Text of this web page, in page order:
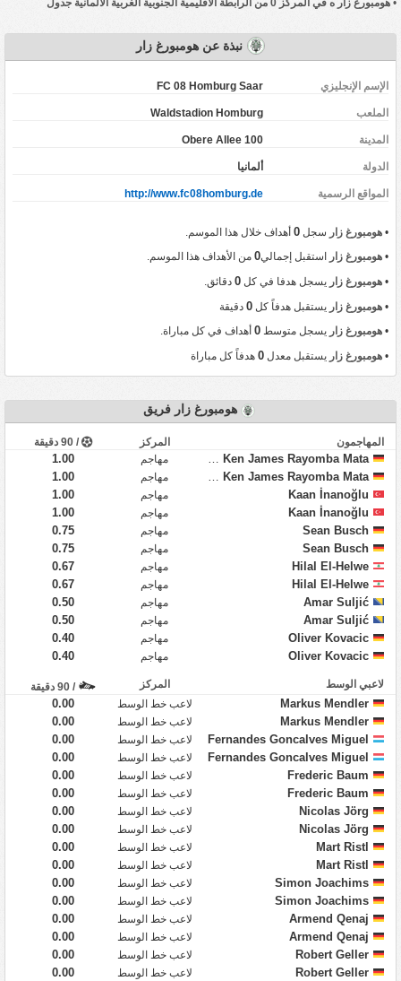
نبذة عن هومبورغ زار
الإسم الإنجليزي FC 08 Homburg Saar
الملعب Waldstadion Homburg
المدينة Obere Allee 100
‏الدولة ألمانيا
المواقع الرسمية http://www.fc08homburg.de
• هومبورغ زار سجل 0أهداف خلال هذا الموسم.
• هومبورغ زار استقبل إجمالي0من الأهداف هذا الموسم.
• هومبورغ زار يسجل هدفا في كل 0دقائق.
• هومبورغ زار يستقبل هدفاً كل 0دقيقة
• هومبورغ زار يسجل متوسط 0أهداف في كل مباراة.
• هومبورغ زار يستقبل معدل 0هدفاً كل مباراة
هومبورغ زار فريق
المهاجمون المركز / 90 دقيقة
Tyron Ken James Rayomba Mata مهاجم
1.00
Tyron Ken James Rayomba Mata
مهاجم
1.00
Kaan İnanoğlu
مهاجم
1.00
Kaan İnanoğlu
مهاجم
1.00
Sean Busch
مهاجم
0.75
Sean Busch
مهاجم
0.75
Hilal El-Helwe
مهاجم
0.67
Hilal El-Helwe
مهاجم
0.67
Amar Suljić
مهاجم
0.50
Amar Suljić
مهاجم
0.50
Oliver Kovacic
مهاجم
0.40
Oliver Kovacic
مهاجم 0.40
لاعبي الوسط المركز / 90 دقيقة
Markus Mendler لاعب خط الوسط
0.00
Markus Mendler
لاعب خط الوسط
0.00
Fernandes Goncalves Miguel
لاعب خط الوسط
0.00
Fernandes Goncalves Miguel
لاعب خط الوسط
0.00
Frederic Baum
لاعب خط الوسط
0.00
Frederic Baum
لاعب خط الوسط
0.00
Nicolas Jörg
لاعب خط الوسط
0.00
Nicolas Jörg
لاعب خط الوسط
0.00
Mart Ristl
لاعب خط الوسط
0.00
Mart Ristl
لاعب خط الوسط
0.00
Simon Joachims
لاعب خط الوسط
0.00
Simon Joachims
لاعب خط الوسط
0.00
Armend Qenaj
لاعب خط الوسط
0.00
Armend Qenaj
لاعب خط الوسط
0.00
Robert Geller
لاعب خط الوسط
0.00
Robert Geller
لاعب خط الوسط 0.00